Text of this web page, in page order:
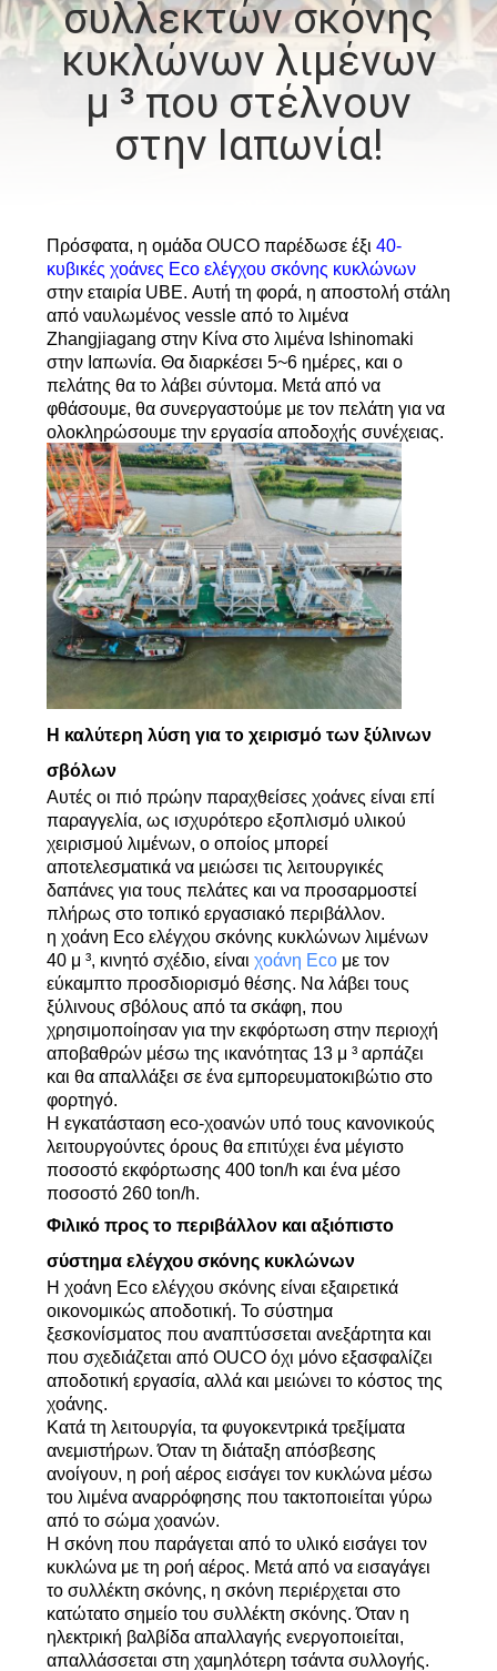
ΕΜΆΣ
ΕΠΙΣΚΈΨΕΙΣ
ΕΡΓΟΣΤΆΣΙΟ
ΈΛΕΓΧΟΣ
ΠΟΙΌΤΗΤΑΣ
ΕΙΔΉΣΕΙΣ
ΥΠΟΘΈΣΕΙΣ
CONTACT
SITEMAP
ΠΟΛΙΤΙΚΉ
ΑΠΟΡΡΉΤΟΥ
συλλεκτών σκόνης
κυκλώνων λιμένων
μ ³ που στέλνουν
στην Ιαπωνία!
Πρόσφατα, η ομάδα OUCO παρέδωσε έξι 40-
κυβικές χοάνες Eco ελέγχου σκόνης κυκλώνων
στην εταιρία UBE. Αυτή τη φορά, η αποστολή στάλη
από ναυλωμένος vessle από το λιμένα
Zhangjiagang στην Κίνα στο λιμένα Ishinomaki
στην Ιαπωνία. Θα διαρκέσει 5~6 ημέρες, και ο
πελάτης θα το λάβει σύντομα. Μετά από να
φθάσουμε, θα συνεργαστούμε με τον πελάτη για να
ολοκληρώσουμε την εργασία αποδοχής συνέχειας.
Η καλύτερη λύση για το χειρισμό των ξύλινων
σβόλων
Αυτές οι πιό πρώην παραχθείσες χοάνες είναι επί
παραγγελία, ως ισχυρότερο εξοπλισμό υλικού
χειρισμού λιμένων, ο οποίος μπορεί
αποτελεσματικά να μειώσει τις λειτουργικές
δαπάνες για τους πελάτες και να προσαρμοστεί
πλήρως στο τοπικό εργασιακό περιβάλλον.
η χοάνη Eco ελέγχου σκόνης κυκλώνων λιμένων
40 μ ³, κινητό σχέδιο, είναι χοάνη Ecoμε τον
εύκαμπτο προσδιορισμό θέσης. Να λάβει τους
ξύλινους σβόλους από τα σκάφη, που
χρησιμοποίησαν για την εκφόρτωση στην περιοχή
αποβαθρών μέσω της ικανότητας 13 μ ³ αρπάζει
και θα απαλλάξει σε ένα εμπορευματοκιβώτιο στο
φορτηγό.
Η εγκατάσταση eco-χοανών υπό τους κανονικούς
λειτουργούντες όρους θα επιτύχει ένα μέγιστο
ποσοστό εκφόρτωσης 400 ton/h και ένα μέσο
ποσοστό 260 ton/h.
Φιλικό προς το περιβάλλον και αξιόπιστο
σύστημα ελέγχου σκόνης κυκλώνων
Η χοάνη Eco ελέγχου σκόνης είναι εξαιρετικά
οικονομικώς αποδοτική. Το σύστημα
ξεσκονίσματος που αναπτύσσεται ανεξάρτητα και
που σχεδιάζεται από OUCO όχι μόνο εξασφαλίζει
αποδοτική εργασία, αλλά και μειώνει το κόστος της
χοάνης.
Κατά τη λειτουργία, τα φυγοκεντρικά τρεξίματα
ανεμιστήρων. Όταν τη διάταξη απόσβεσης
ανοίγουν, η ροή αέρος εισάγει τον κυκλώνα μέσω
του λιμένα αναρρόφησης που τακτοποιείται γύρω
από το σώμα χοανών.
Η σκόνη που παράγεται από το υλικό εισάγει τον
κυκλώνα με τη ροή αέρος. Μετά από να εισαγάγει
το συλλέκτη σκόνης, η σκόνη περιέρχεται στο
κατώτατο σημείο του συλλέκτη σκόνης. Όταν η
ηλεκτρική βαλβίδα απαλλαγής ενεργοποιείται,
απαλλάσσεται στη χαμηλότερη τσάντα συλλογής.